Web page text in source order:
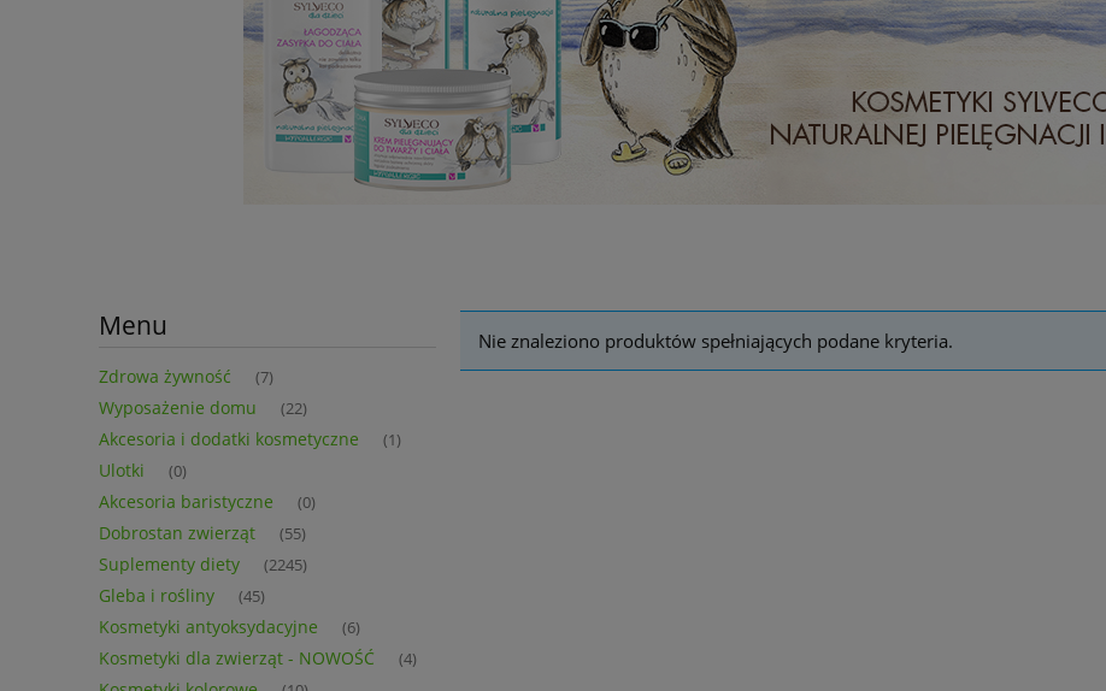
Menu
Zdrowa żywność (7)
Wyposażenie domu (22)
Akcesoria i dodatki kosmetyczne (1)
Ulotki (0)
Akcesoria baristyczne (0)
Dobrostan zwierząt (55)
Suplementy diety (2245)
Gleba i rośliny (45)
Kosmetyki antyoksydacyjne (6)
Kosmetyki dla zwierząt - NOWOŚĆ (4)
Nie znaleziono produktów spełniających podane kryteria.